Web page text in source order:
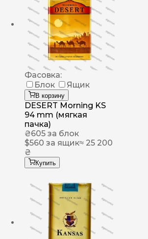
Фасовка:
Блок
Ящик
В корзину
DESERT Morning KS
94 mm (мягкая
пачка)
₴605 за блок
$560 за ящик≈ 25 200
₴
Купить